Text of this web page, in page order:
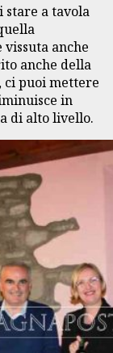
stare a tavola
anche
anche della
ci puoi mettere
in
di alto livello.